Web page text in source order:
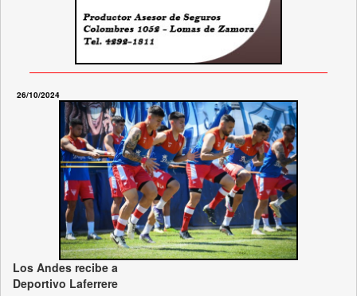
26/10/2024
Los Andes recibe a
Deportivo Laferrere